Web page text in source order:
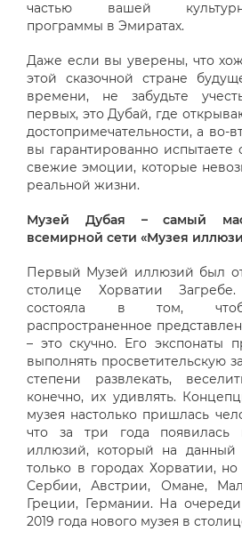
частью вашей культурно-
программы в Эмиратах.
Даже если вы уверены, что
этой сказочной стране
времени, не забудьте
первых, это Дубай, где
достопримечательности, а во-
вы гарантированно
свежие эмоции, которые
реальной жизни.
Музей Дубая – самый
всемирной сети «Музея
Первый Музей иллюзий был
столице Хорватии
состояла в том,
распространенное
– это скучно. Его экспонаты
выполнять просветительскую
степени развлекать,
конечно, их удивлять.
музея настолько пришлась
что за три года появилась
иллюзий, который на данный
только в городах Хорватии,
Сербии, Австрии, Омане,
Греции, Германии. На
2019 года нового музея в